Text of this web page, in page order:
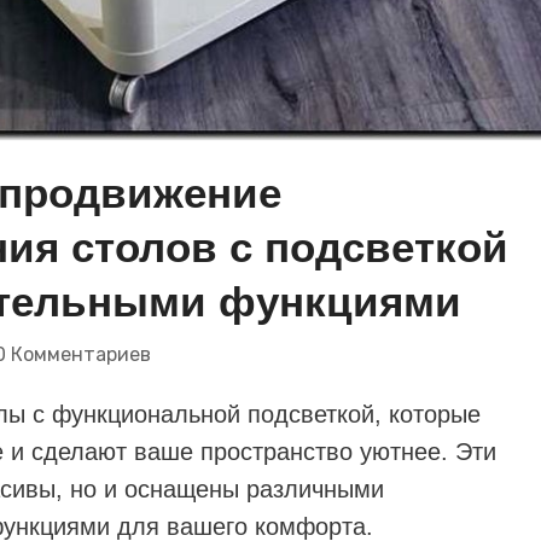
столов с подсветкой
функциями
Комментариев
с функциональной подсветкой, которые
и сделают ваше пространство уютнее. Эти
но и оснащены различными
для вашего комфорта.